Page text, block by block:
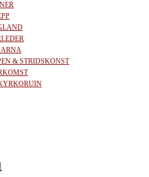
& STRIDSKONST